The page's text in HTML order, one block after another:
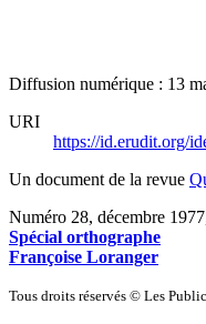
Diffusion numérique : 13
URI
https://id.erudit.org/
Un document de la revue
Numéro 28, décembre 1977
Spécial orthographe
Françoise Loranger
Tous droits réservés © Les